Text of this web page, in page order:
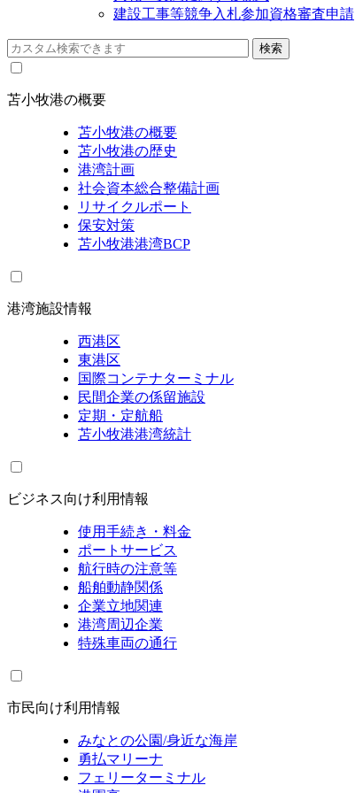
建設工事等競争入札参加資格審査申請
苫小牧港の概要
苫小牧港の概要
苫小牧港の歴史
港湾計画
社会資本総合整備計画
リサイクルポート
保安対策
苫小牧港港湾BCP
港湾施設情報
西港区
東港区
国際コンテナターミナル
民間企業の係留施設
定期・定航船
苫小牧港港湾統計
ビジネス向け利用情報
使用手続き・料金
ポートサービス
航行時の注意等
船舶動静関係
企業立地関連
港湾周辺企業
特殊車両の通行
市民向け利用情報
みなとの公園/身近な海岸
勇払マリーナ
フェリーターミナル